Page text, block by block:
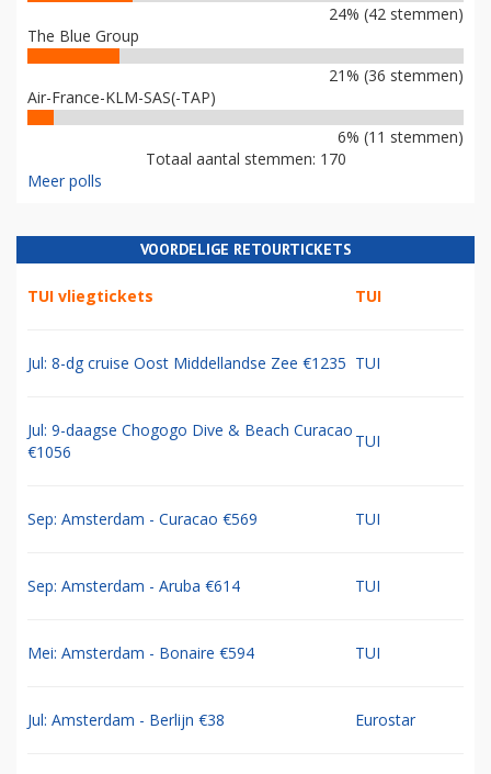
24% (42 stemmen)
The Blue Group
21% (36 stemmen)
Air-France-KLM-SAS(-TAP)
6% (11 stemmen)
Totaal aantal stemmen: 170
Meer polls
VOORDELIGE RETOURTICKETS
TUI vliegtickets TUI
Jul: 8-dg cruise Oost Middellandse Zee €1235 TUI
Jul: 9-daagse Chogogo Dive & Beach Curacao
€1056
TUI
Sep: Amsterdam - Curacao €569 TUI
Sep: Amsterdam - Aruba €614 TUI
Mei: Amsterdam - Bonaire €594 TUI
Jul: Amsterdam - Berlijn €38 Eurostar